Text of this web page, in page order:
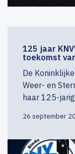
125 jaar
toekomst
De
Weer- en
haar 125-
26 september